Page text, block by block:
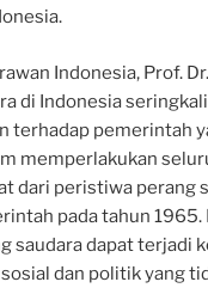
Indonesia, Prof.
di Indonesia
terhadap pemerintah
memperlakukan
dari peristiwa perang
pada tahun
saudara dapat terjadi
dan politik yang